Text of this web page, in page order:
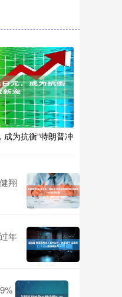
为抗衡“特朗普冲
翔
年